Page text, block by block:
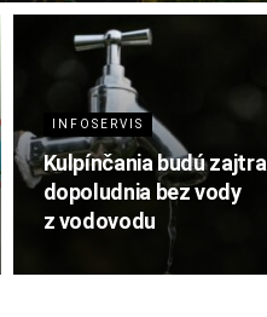
INFOSERVIS
Kulpínčania budú zajtra
dopoludnia bez vody
z vodovodu